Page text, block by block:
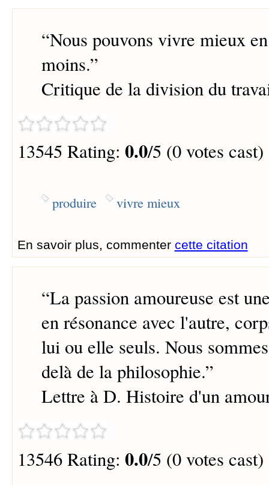
“Nous pouvons vivre mieux
moins.”
Critique de la division du
13545 Rating: 0.0/5 (0 votes cast)
produire vivre mieux
En savoir plus, commenter cette citation
“La passion amoureuse est
en résonance avec l'autre,
lui ou elle seuls. Nous
delà de la philosophie.”
Lettre à D. Histoire d'un
13546 Rating: 0.0/5 (0 votes cast)